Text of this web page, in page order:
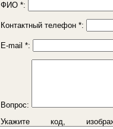
ФИО *:
Контактный телефон *:
E-mail *:
Вопрос:
Укажите код,